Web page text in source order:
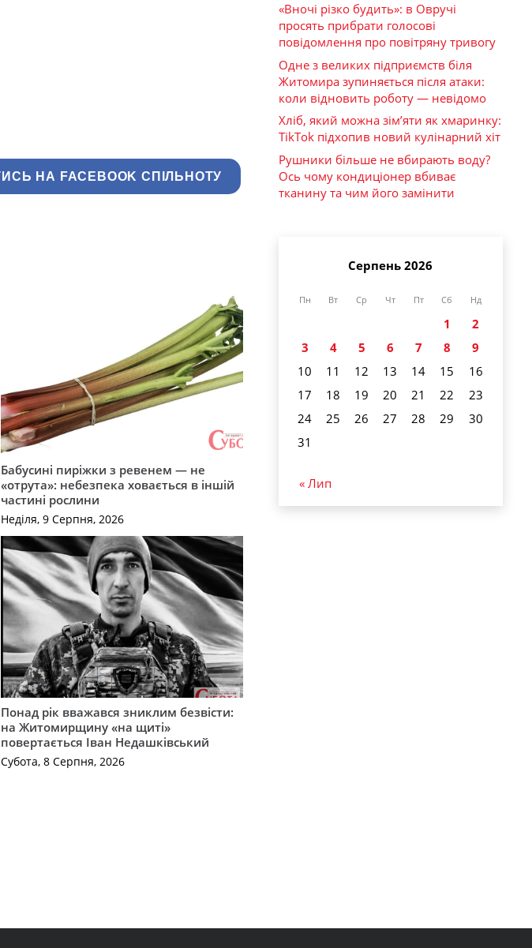
НА FACEBOOK СПІЛЬНОТУ
Бабусині пиріжки з ревенем — не
«отрута»: небезпека ховається в іншій
частині рослини
Неділя, 9 Серпня, 2026
Понад рік вважався зниклим безвісти:
на Житомирщину «на щиті»
повертається Іван Недашківський
Субота, 8 Серпня, 2026
«Вночі різко будить»: в Овручі
просять прибрати голосові
повідомлення про повітряну тривогу
Одне з великих підприємств біля
Житомира зупиняється після атаки:
коли відновить роботу — невідомо
Хліб, який можна зім’яти як хмаринку:
TikTok підхопив новий кулінарний хіт
Рушники більше не вбирають воду?
Ось чому кондиціонер вбиває
тканину та чим його замінити
Серпень 2026
Пн Вт Ср Чт Пт Сб Нд
1
2
3
4 5 6 7 8
9
10
11 12 13 14 15
16
17
18 19 20 21 22
23
24
25 26 27 28 29
30
31
« Лип